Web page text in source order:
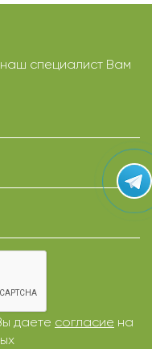
специалист Вам
даете согласие на